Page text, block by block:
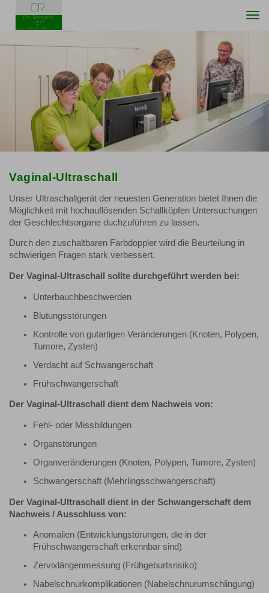
Vaginal-Ultraschall
Unser Ultraschallgerät der neuesten Generation bietet Ihnen die
Möglichkeit mit hochauflösenden Schallköpfen Untersuchungen
der Geschlechtsorgane duchzuführen zu lassen.
Durch den zuschaltbaren Farbdoppler wird die Beurteilung in
schwierigen Fragen stark verbessert.
Der Vaginal-Ultraschall sollte durchgeführt werden bei:
Unterbauchbeschwerden
Blutungsstörungen
Kontrolle von gutartigen Veränderungen (Knoten, Polypen,
Tumore, Zysten)
Verdacht auf Schwangerschaft
Frühschwangerschaft
Der Vaginal-Ultraschall dient dem Nachweis von:
Fehl- oder Missbildungen
Organstörungen
Organveränderungen (Knoten, Polypen, Tumore, Zysten)
Schwangerschaft (Mehrlingsschwangerschaft)
Der Vaginal-Ultraschall dient in der Schwangerschaft dem
Nachweis / Ausschluss von:
Anomalien (Entwicklungstörungen, die in der
Frühschwangerschaft erkennbar sind)
Zervixlängenmessung (Frühgeburtsrisiko)
Nabelschnurkomplikationen (Nabelschnurumschlingung)